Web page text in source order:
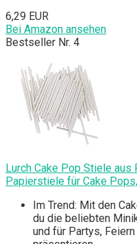
6,29 EUR
Bei Amazon ansehen
Bestseller Nr. 4
Lurch Cake Pop Stiele aus
Papierstiele für Cake
Im Trend: Mit den
du die beliebten
und für Partys,